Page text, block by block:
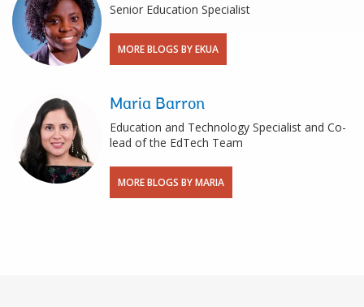
Senior Education Specialist
MORE BLOGS BY EKUA
Maria Barron
Education and Technology Specialist and Co-
lead of the EdTech Team
MORE BLOGS BY MARIA